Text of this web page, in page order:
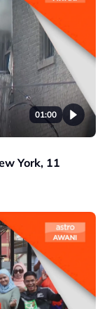
01:00
York, 11